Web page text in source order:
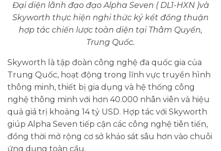
Đại diện lãnh đạo đạo Alpha Seven ( DL1-HXN )và
Skyworth thực hiện nghi thức ký kết đồng thuận
hợp tác chiến lược toàn diện tại Thâm Quyến,
Trung Quốc.
Skyworth là tập đoàn công nghệ đa quốc gia của
Trung Quốc, hoạt động trong lĩnh vực truyền hình
thông minh, thiết bị gia dụng và hệ thống công
nghệ thông minh với hơn 40.000 nhân viên và hiệu
quả giá trị khoảng 14 tỷ USD. Hợp tác với Skyworth
giúp Alpha Seven tiếp cận các công nghệ tiên tiến,
đồng thời mở rộng cơ sở khảo sát sâu hơn vào chuỗi
ứng dụng toàn cầu.